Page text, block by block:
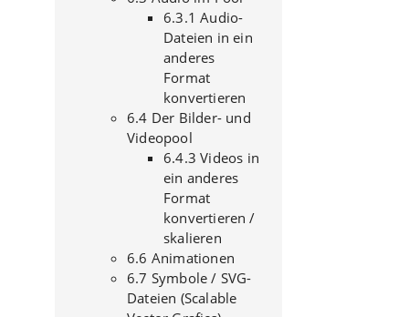
6.3.1 Audio-
Dateien in ein
anderes
Format
konvertieren
6.4 Der Bilder- und
Videopool
6.4.3 Videos in
ein anderes
Format
konvertieren /
skalieren
6.6 Animationen
6.7 Symbole / SVG-
Dateien (Scalable